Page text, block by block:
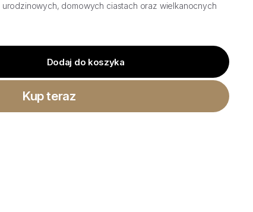
domowych ciastach oraz wielkanocnych
Dodaj do koszyka
Kup teraz